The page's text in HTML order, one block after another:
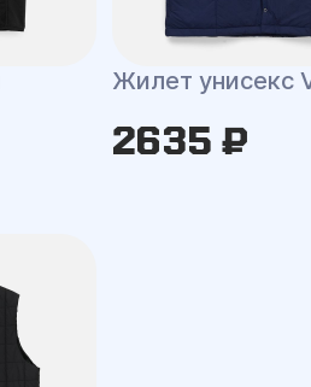
Жилет унисекс
2635 ₽